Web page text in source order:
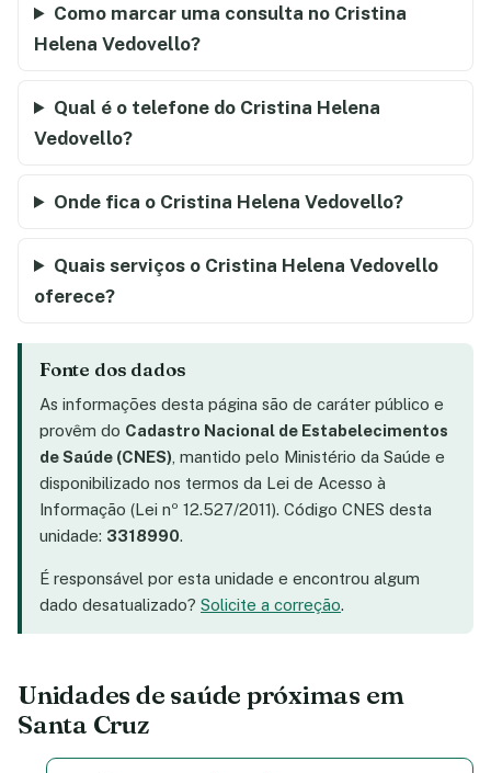
Como marcar uma consulta no Cristina
Helena Vedovello?
Qual é o telefone do Cristina Helena
Vedovello?
Onde fica o Cristina Helena Vedovello?
Quais serviços o Cristina Helena Vedovello
oferece?
Fonte dos dados
As informações desta página são de caráter público e
provêm do Cadastro Nacional de Estabelecimentos
de Saúde (CNES) , mantido pelo Ministério da Saúde e
disponibilizado nos termos da Lei de Acesso à
Informação (Lei nº 12.527/2011). Código CNES desta
unidade: 3318990.
É responsável por esta unidade e encontrou algum
dado desatualizado? Solicite a correção.
Unidades de saúde próximas em
Santa Cruz